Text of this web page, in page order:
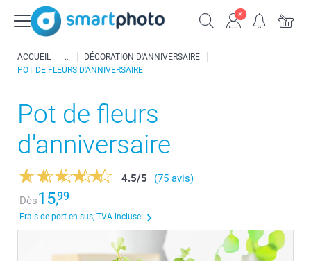
ACCUEIL
DÉCORATION D'ANNIVERSAIRE
POT DE FLEURS D'ANNIVERSAIRE
Pot de fleurs
d'anniversaire
4.5/5
(75 avis)
Dès15,99
Frais de port en sus, TVA incluse